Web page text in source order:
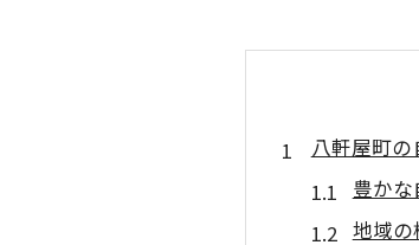
八軒屋町
豊か
地域